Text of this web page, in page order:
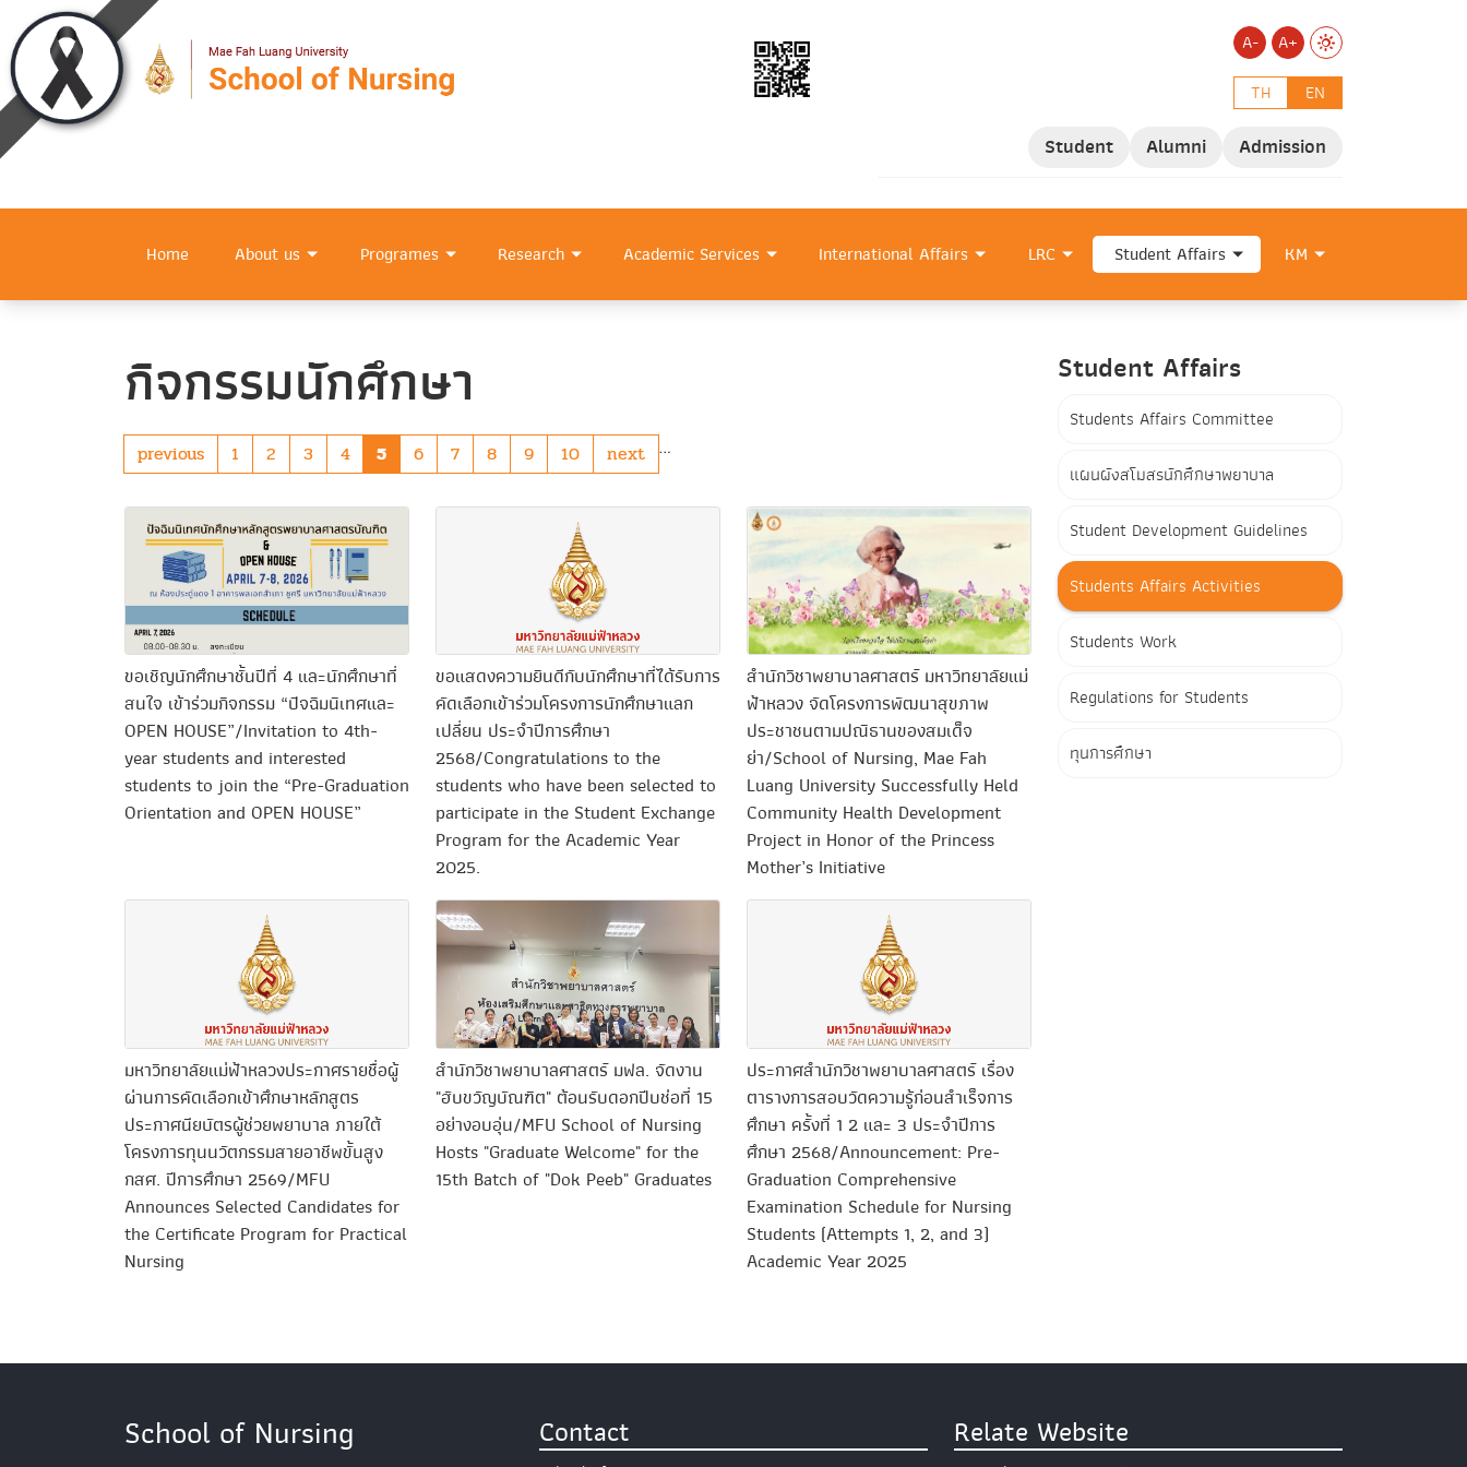
A-
A+
TH
EN
Student Alumni Admission
Home About us Programes Research Academic Services International Affairs LRC Student Affairs KM
กิจกรรมนักศึกษา
previous 1 2 3 4 5 6 7 8 9 10 …
next
ขอเชิญนักศึกษาชั้นปีที่ 4 และนักศึกษาที่
สนใจ เข้าร่วมกิจกรรม “ปัจฉิมนิเทศและ
OPEN HOUSE”/Invitation to 4th-
year students and interested
students to join the “Pre-Graduation
Orientation and OPEN HOUSE”
ขอแสดงความยินดีกับนักศึกษาที่ได้รับการ
คัดเลือกเข้าร่วมโครงการนักศึกษาแลก
เปลี่ยน ประจำปีการศึกษา
2568/Congratulations to the
students who have been selected to
participate in the Student Exchange
Program for the Academic Year
2025.
สำนักวิชาพยาบาลศาสตร์ มหาวิทยาลัยแม่
ฟ้าหลวง จัดโครงการพัฒนาสุขภาพ
ประชาชนตามปณิธานของสมเด็จ
ย่า/School of Nursing, Mae Fah
Luang University Successfully Held
Community Health Development
Project in Honor of the Princess
Mother’s Initiative
มหาวิทยาลัยแม่ฟ้าหลวงประกาศรายชื่อผู้
ผ่านการคัดเลือกเข้าศึกษาหลักสูตร
ประกาศนียบัตรผู้ช่วยพยาบาล ภายใต้
โครงการทุนนวัตกรรมสายอาชีพขั้นสูง
กสศ. ปีการศึกษา 2569/MFU
Announces Selected Candidates for
the Certificate Program for Practical
Nursing
สำนักวิชาพยาบาลศาสตร์ มฟล. จัดงาน
"ฮับขวัญบัณฑิต" ต้อนรับดอกปีบช่อที่ 15
อย่างอบอุ่น/MFU School of Nursing
Hosts "Graduate Welcome" for the
15th Batch of "Dok Peeb" Graduates
ประกาศสำนักวิชาพยาบาลศาสตร์ เรื่อง
ตารางการสอบวัดความรู้ก่อนสำเร็จการ
ศึกษา ครั้งที่ 1 2 และ 3 ประจำปีการ
ศึกษา 2568/Announcement: Pre-
Graduation Comprehensive
Examination Schedule for Nursing
Students (Attempts 1, 2, and 3)
Academic Year 2025
Student Affairs
Students Affairs Committee
แผนผังสโมสรนักศึกษาพยาบาล
Student Development Guidelines
Students Affairs Activities
Students Work
Regulations for Students
ทุนการศึกษา
School of Nursing Contact Relate Website